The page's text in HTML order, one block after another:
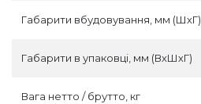
Габарити вбудовування, мм (ШхГ)
Габарити в упаковці, мм (ВхШхГ)
Вага нетто / брутто, кг